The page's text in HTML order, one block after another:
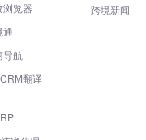
浏览器
通
导航
翻译
跨境新闻